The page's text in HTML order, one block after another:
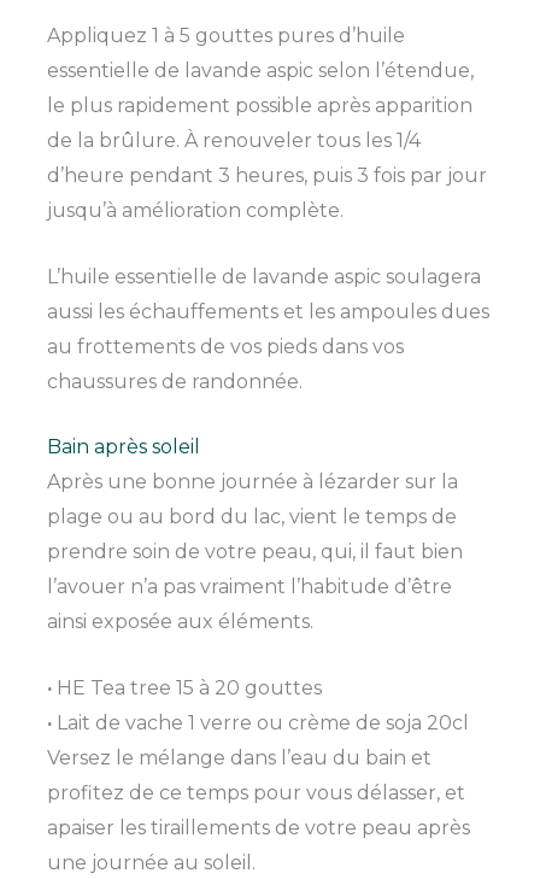
Appliquez 1 à 5 gouttes pures d’huile
essentielle de lavande aspic selon l’étendue,
le plus rapidement possible après apparition
de la brûlure. À renouveler tous les 1/4
d’heure pendant 3 heures, puis 3 fois par jour
jusqu’à amélioration complète.
L’huile essentielle de lavande aspic soulagera
aussi les échauffements et les ampoules dues
au frottements de vos pieds dans vos
chaussures de randonnée.
Bain après soleil
Après une bonne journée à lézarder sur la
plage ou au bord du lac, vient le temps de
prendre soin de votre peau, qui, il faut bien
l’avouer n’a pas vraiment l’habitude d’être
ainsi exposée aux éléments.
·HE Tea tree 15 à 20 gouttes
·Lait de vache 1 verre ou crème de soja 20cl
Versez le mélange dans l’eau du bain et
profitez de ce temps pour vous délasser, et
apaiser les tiraillements de votre peau après
une journée au soleil.